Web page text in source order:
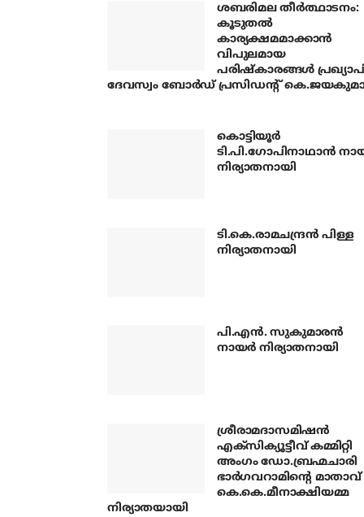
ശബരിമല തീര്‍ത്ഥാടനം:
കൂടുതല്‍
കാര്യക്ഷമമാക്കാന്‍
വിപുലമായ
പരിഷ്‌കാരങ്ങള്‍
ദേവസ്വം ബോര്‍ഡ് പ്രസിഡന്റ്
കൊട്ടിയൂര്‍
ടി.പി.ഗോപിനാഥാന്‍
നിര്യാതനായി
ടി.കെ.രാമചന്ദ്രന്‍ പിള്ള
നിര്യാതനായി
പി.എന്‍. സുകുമാരന്‍
നായര്‍ നിര്യാതനായി
ശ്രീരാമദാസമിഷന്‍
എക്‌സിക്യൂട്ടീവ് കമ്മിറ്റി
അംഗം ഡോ.ബ്രഹ്മചാരി
ഭാര്‍ഗവറാമിന്റെ മാതാവ്
കെ.കെ.മീനാക്ഷിയമ്മ
നിര്യാതയായി